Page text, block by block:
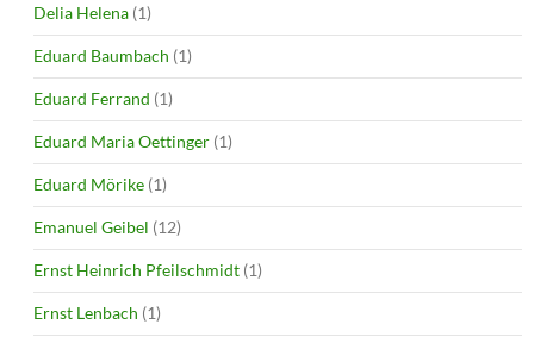
Delia Helena (1)
Eduard Baumbach (1)
Eduard Ferrand (1)
Eduard Maria Oettinger (1)
Eduard Mörike (1)
Emanuel Geibel (12)
Ernst Heinrich Pfeilschmidt (1)
Ernst Lenbach (1)